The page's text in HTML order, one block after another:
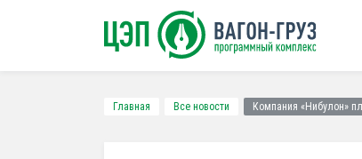
Главная Все новости Компания «Нибулон»